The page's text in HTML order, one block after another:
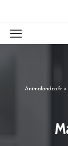
Animalandco.fr >